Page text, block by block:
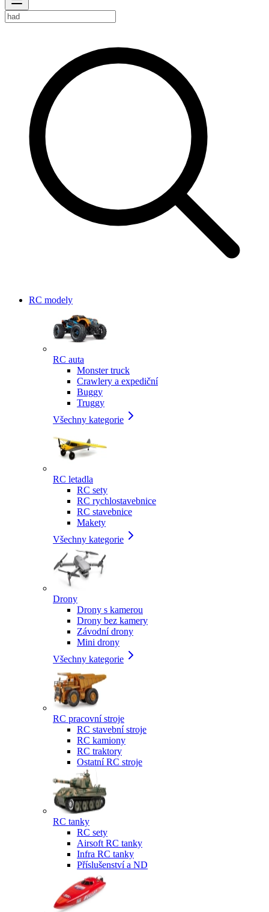
RC modely
RC auta
Monster truck
Crawlery a expediční
Buggy
Truggy
Všechny kategorie
RC letadla
RC sety
RC rychlostavebnice
RC stavebnice
Makety
Všechny kategorie
Drony
Drony s kamerou
Drony bez kamery
Závodní drony
Mini drony
Všechny kategorie
RC pracovní stroje
RC stavební stroje
RC kamiony
RC traktory
Ostatní RC stroje
RC tanky
RC sety
Airsoft RC tanky
Infra RC tanky
Příslušenství a ND